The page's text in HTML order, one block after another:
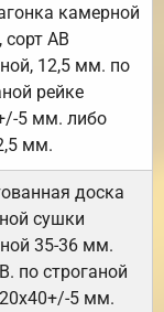
камерной
сорт АВ
12,5 мм. по
рейке
5 мм. либо
мм.
доска
сушки
35-36 мм.
по строганой
5 мм.